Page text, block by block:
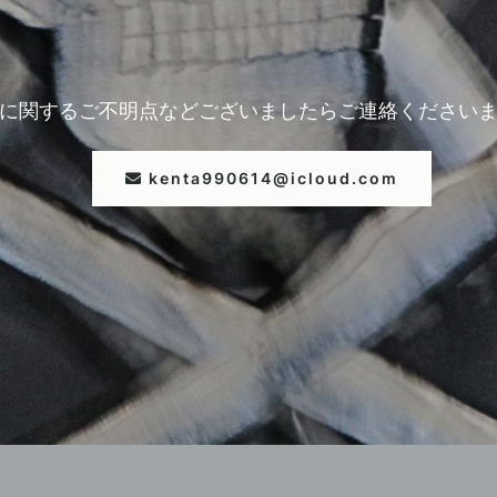
関するご不明点などございましたら ご連絡ください
kenta990614@icloud.com